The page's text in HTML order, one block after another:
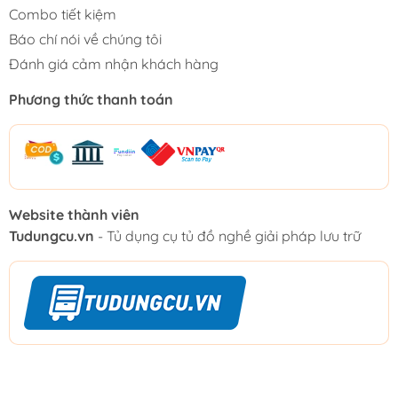
Combo tiết kiệm
Báo chí nói về chúng tôi
Đánh giá cảm nhận khách hàng
Phương thức thanh toán
Website thành viên
Tudungcu.vn - Tủ dụng cụ tủ đồ nghề giải pháp lưu trữ